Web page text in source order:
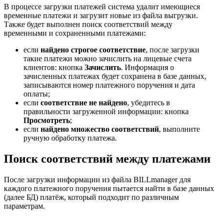
В процессе загрузки платежей система удалит имеющиеся
временные платежи и загрузит новые из файла выгрузки.
Также будет выполнен поиск соответствий между
временными и сохраненными платежами:
если найдено строгое соответствие, после загрузки
такие платежи можно зачислить на лицевые счета
клиентов: кнопка Зачислить. Информация о
зачисленных платежах будет сохранена в базе данных,
записываются номер платежного поручения и дата
оплаты;
если соответствие не найдено, убедитесь в
правильности загруженной информации: кнопка
Просмотреть;
если найдено множество соответствий, выполните
ручную обработку платежа.
Поиск соответствий между платежами
После загрузки информации из файла BILLmanager для
каждого платежного поручения пытается найти в базе данных
(далее БД) платёж, который подходит по различным
параметрам.